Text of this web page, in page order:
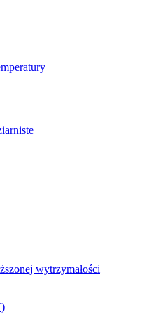
wytrzymałości